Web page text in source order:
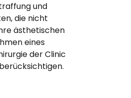
und
die nicht
ästhetischen
eines
der Clinic